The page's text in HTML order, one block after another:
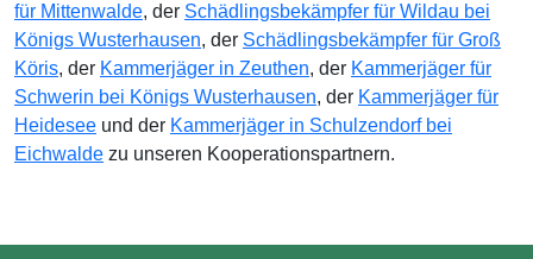
für Mittenwalde, der Schädlingsbekämpfer für Wildau bei
Königs Wusterhausen, der Schädlingsbekämpfer für Groß
Köris, der Kammerjäger in Zeuthen, der Kammerjäger für
Schwerin bei Königs Wusterhausen, der Kammerjäger für
Heidesee und der Kammerjäger in Schulzendorf bei
Eichwalde zu unseren Kooperationspartnern.